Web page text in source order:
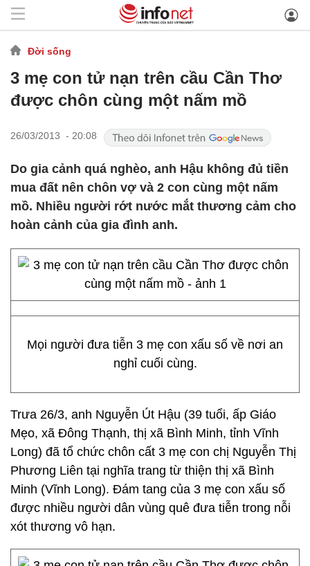
Đời sống
3 mẹ con tử nạn trên cầu Cần Thơ
được chôn cùng một nấm mồ
26/03/2013 - 20:08
Do gia cảnh quá nghèo, anh Hậu không đủ tiền
mua đất nên chôn vợ và 2 con cùng một nấm
mồ. Nhiều người rớt nước mắt thương cảm cho
hoàn cảnh của gia đình anh.
Mọi người đưa tiễn 3 mẹ con xấu số về nơi an
nghỉ cuối cùng.
Trưa 26/3, anh Nguyễn Út Hậu (39 tuổi, ấp Giáo
Mẹo, xã Đông Thạnh, thị xã Bình Minh, tỉnh Vĩnh
Long) đã tổ chức chôn cất 3 mẹ con chị Nguyễn Thị
Phương Liên tại nghĩa trang từ thiện thị xã Bình
Minh (Vĩnh Long). Đám tang của 3 mẹ con xấu số
được nhiều người dân vùng quê đưa tiễn trong nỗi
xót thương vô hạn.